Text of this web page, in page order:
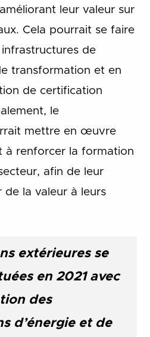
leur valeur sur
Cela pourrait se faire
de
transformation et en
de certification
le
mettre en œuvre
à renforcer la formation
afin de leur
de la valeur à leurs
extérieures se
en 2021 avec
des
d’énergie et de